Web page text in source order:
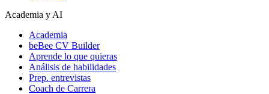
Academia y AI
Academia
beBee CV Builder
Aprende lo que quieras
Análisis de habilidades
Prep. entrevistas
Coach de Carrera